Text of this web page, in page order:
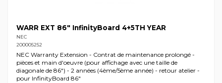
WARR EXT 86" InfinityBoard 4+5TH YEAR
NEC
200005252
NEC Warranty Extension - Contrat de maintenance prolongé -
pièces et main d'oeuvre (pour affichage avec une taille de
diagonale de 86") - 2 années (4ème/5ème année) - retour atelier -
pour InfinityBoard 86"